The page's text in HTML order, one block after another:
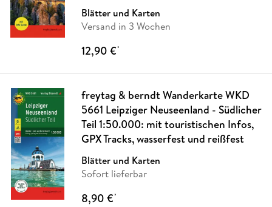
Blätter und Karten
Versand in 3 Wochen
12,90 €*
freytag & berndt Wanderkarte WKD
5661 Leipziger Neuseenland - Südlicher
Teil 1:50.000: mit touristischen Infos,
GPX Tracks, wasserfest und reißfest
Blätter und Karten
Sofort lieferbar
8,90 €*